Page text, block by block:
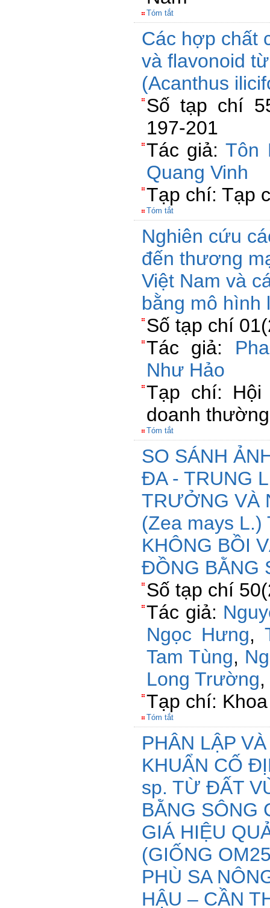
Tóm tắt
Các hợp chất
và flavonoid
(Acanthus
Số tạp chí
197-201
Tác giả:Tôn
Quang Vinh
Tạp chí: Tạp
Tóm tắt
Nghiên cứu
đến thương
Việt Nam và
bằng mô hình
Số tạp chí
Tác giả:
Như Hảo
Tạp chí:
doanh
Tóm tắt
SO SÁNH
ĐA - TRUNG
TRƯỞNG VÀ
(Zea mays L.)
KHÔNG BỒI
ĐỒNG BẰNG
Số tạp chí
Tác giả:
Ngọc Hưng,
Tam Tùng,
Long Trường,
Tạp chí:
Tóm tắt
PHÂN LẬP
KHUẨN CỐ
sp. TỪ ĐẤT
BẰNG SÔNG
GIÁ HIỆU
(GIỐNG
PHÙ SA
HẬU – CẦN